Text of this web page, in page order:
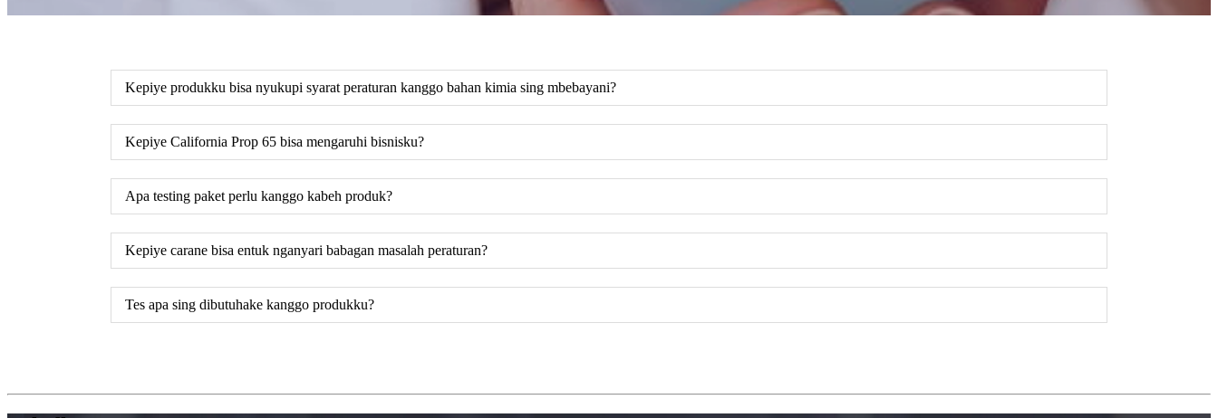
Kepiye produkku bisa nyukupi syarat peraturan kanggo bahan kimia sing mbebayani?
Kepiye California Prop 65 bisa mengaruhi bisnisku?
Apa testing paket perlu kanggo kabeh produk?
Kepiye carane bisa entuk nganyari babagan masalah peraturan?
Tes apa sing dibutuhake kanggo produkku?